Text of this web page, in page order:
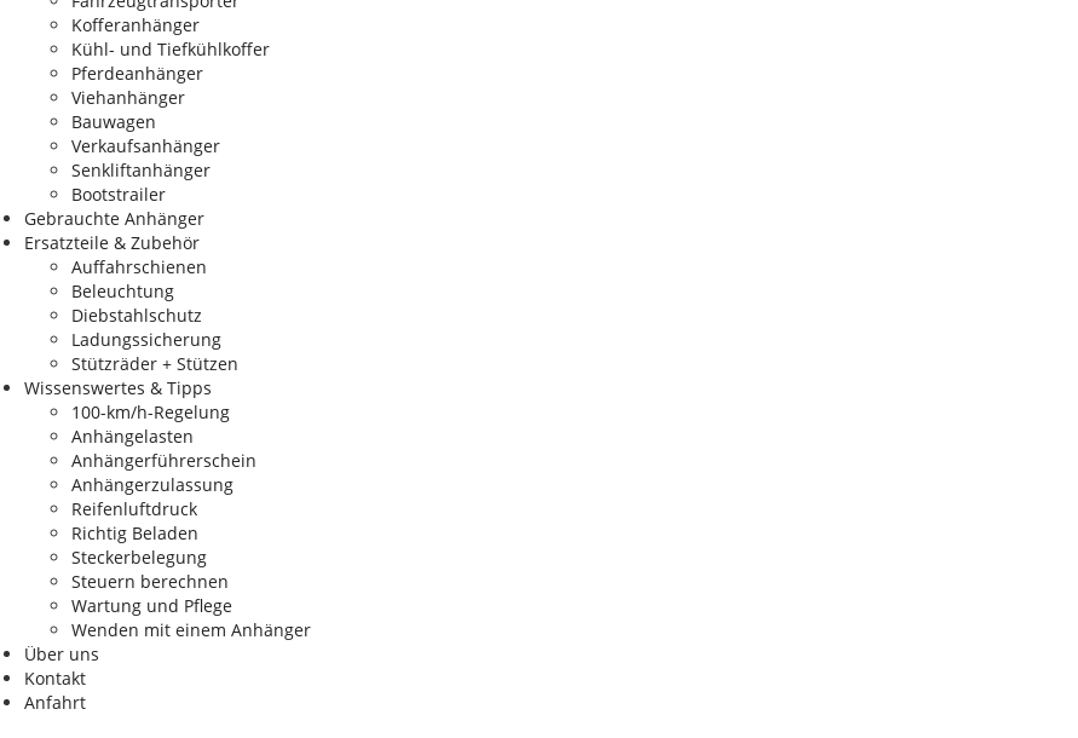
Kofferanhänger
Kühl- und Tiefkühlkoffer
Pferdeanhänger
Viehanhänger
Bauwagen
Verkaufsanhänger
Senkliftanhänger
Bootstrailer
Gebrauchte Anhänger
Ersatzteile & Zubehör
Auffahrschienen
Beleuchtung
Diebstahlschutz
Ladungssicherung
Stützräder + Stützen
Wissenswertes & Tipps
100-km/h-Regelung
Anhängelasten
Anhängerführerschein
Anhängerzulassung
Reifenluftdruck
Richtig Beladen
Steckerbelegung
Steuern berechnen
Wartung und Pflege
Wenden mit einem Anhänger
Über uns
Kontakt
Anfahrt